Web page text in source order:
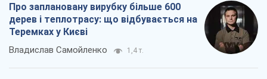
Про заплановану вирубку більше 600
дерев і теплотрасу: що відбувається на
Теремках у Києві
Владислав Самойленко 1,4 т.